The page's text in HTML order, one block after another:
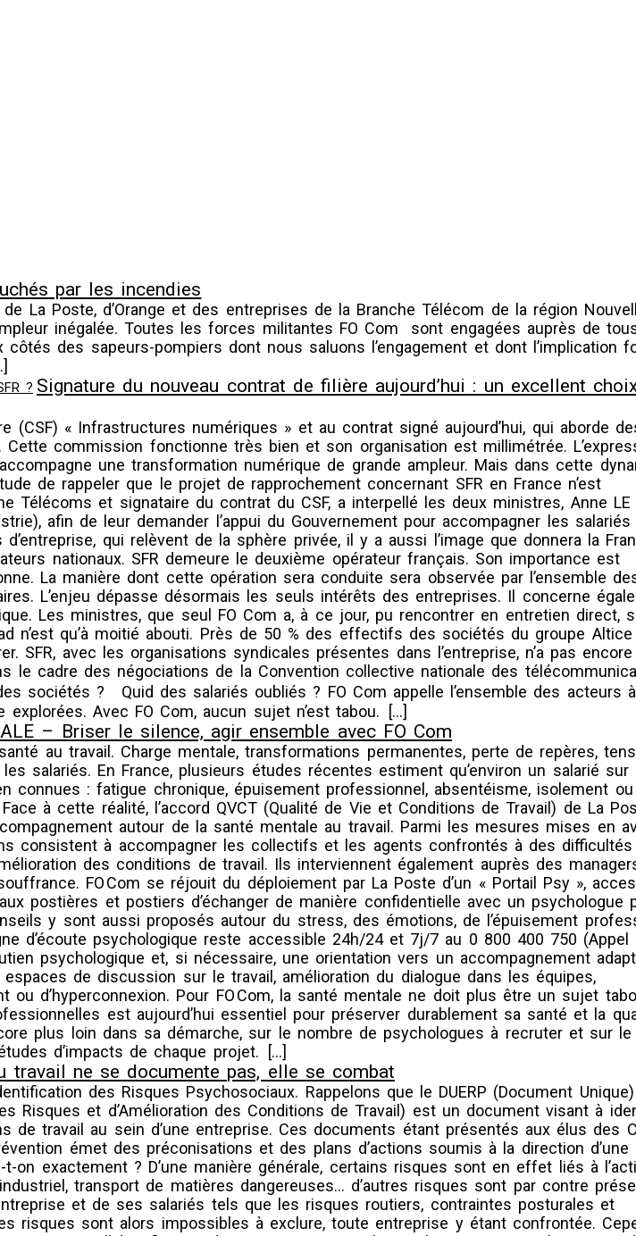
par les incendies
La Poste, d’Orange et des entreprises de la Branche Télécom de la région
inégalée. Toutes les forces militantes FO Com sont engagées auprès de
des sapeurs-pompiers dont nous saluons l’engagement et dont l’implication
Signature du nouveau contrat de filière aujourd’hui : un excellent
« Infrastructures numériques » et au contrat signé aujourd’hui, qui aborde
commission fonctionne très bien et son organisation est millimétrée.
une transformation numérique de grande ampleur. Mais dans cette
de rappeler que le projet de rapprochement concernant SFR en France n’est
Télécoms et signataire du contrat du CSF, a interpellé les deux ministres, Anne LE
afin de leur demander l’appui du Gouvernement pour accompagner les
qui relèvent de la sphère privée, il y a aussi l’image que donnera la
nationaux. SFR demeure le deuxième opérateur français. Son importance est
La manière dont cette opération sera conduite sera observée par l’ensemble
L’enjeu dépasse désormais les seuls intérêts des entreprises. Il concerne
Les ministres, que seul FO Com a, à ce jour, pu rencontrer en entretien direct,
n’est qu’à moitié abouti. Près de 50 % des effectifs des sociétés du groupe Altice
SFR, avec les organisations syndicales présentes dans l’entreprise, n’a pas
le cadre des négociations de la Convention collective nationale des
sociétés ? Quid des salariés oubliés ? FO Com appelle l’ensemble des acteurs
Avec FO Com, aucun sujet n’est tabou.
[…]
– Briser le silence, agir ensemble avec FO Com
au travail. Charge mentale, transformations permanentes, perte de repères,
salariés. En France, plusieurs études récentes estiment qu’environ un salarié
: fatigue chronique, épuisement professionnel, absentéisme, isolement ou
à cette réalité, l’accord QVCT (Qualité de Vie et Conditions de Travail) de La
autour de la santé mentale au travail. Parmi les mesures mises en
consistent à accompagner les collectifs et les agents confrontés à des difficultés
des conditions de travail. Ils interviennent également auprès des
FO Com se réjouit du déploiement par La Poste d’un « Portail Psy »,
postières et postiers d’échanger de manière confidentielle avec un psychologue
y sont aussi proposés autour du stress, des émotions, de l’épuisement
d’écoute psychologique reste accessible 24h/24 et 7j/7 au 0 800 400 750 (Appel
psychologique et, si nécessaire, une orientation vers un accompagnement
de discussion sur le travail, amélioration du dialogue dans les équipes,
d’hyperconnexion. Pour FO Com, la santé mentale ne doit plus être un sujet
est aujourd’hui essentiel pour préserver durablement sa santé et la
plus loin dans sa démarche, sur le nombre de psychologues à recruter et sur
d’impacts de chaque projet.
[…]
travail ne se documente pas, elle se combat
des Risques Psychosociaux. Rappelons que le DUERP (Document
Risques et d’Amélioration des Conditions de Travail) est un document visant à
travail au sein d’une entreprise. Ces documents étant présentés aux élus des
émet des préconisations et des plans d’actions soumis à la direction d’une
on exactement ? D’une manière générale, certains risques sont en effet liés à
transport de matières dangereuses… d’autres risques sont par contre
et de ses salariés tels que les risques routiers, contraintes posturales et
risques sont alors impossibles à exclure, toute entreprise y étant confrontée.